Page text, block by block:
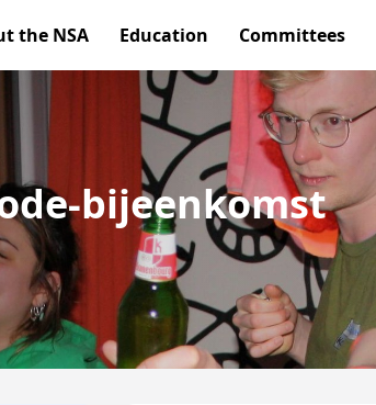
the NSA Education Committees
bijeenkomst